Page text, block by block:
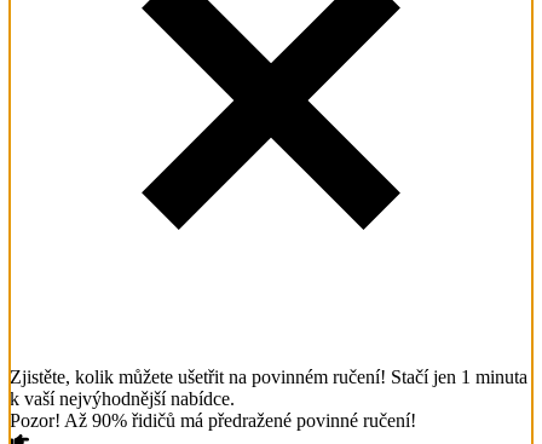
Zjistěte, kolik můžete ušetřit na povinném ručení! Stačí jen 1 minuta
k vaší nejvýhodnější nabídce.
Pozor! Až 90% řidičů má předražené povinné ručení!